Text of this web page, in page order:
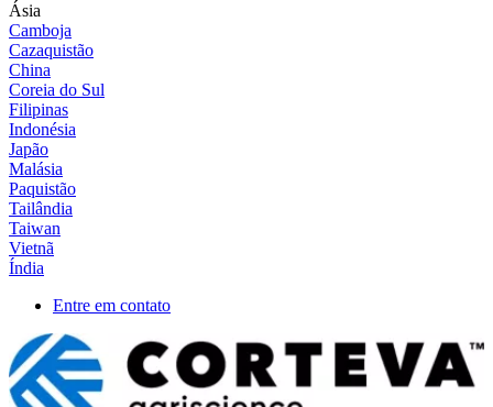
Ásia
Camboja
Cazaquistão
China
Coreia do Sul
Filipinas
Indonésia
Japão
Malásia
Paquistão
Tailândia
Taiwan
Vietnã
Índia
Entre em contato